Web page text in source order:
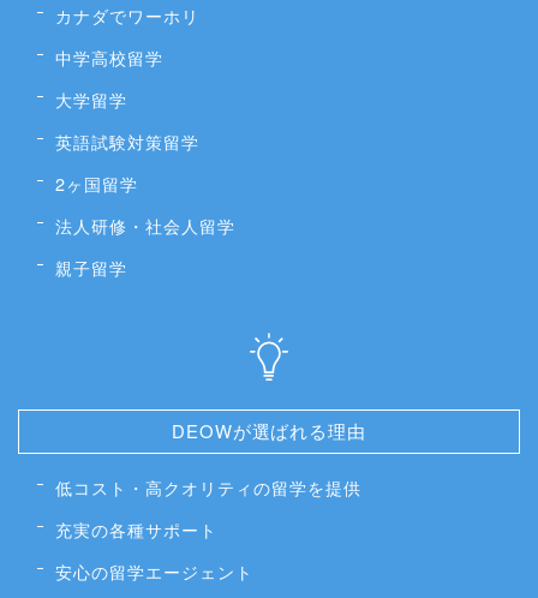
カナダでワーホリ
中学高校留学
大学留学
英語試験対策留学
2ヶ国留学
法人研修・社会人留学
親子留学
DEOWが選ばれる理由
低コスト・高クオリティの留学を提供
充実の各種サポート
安心の留学エージェント